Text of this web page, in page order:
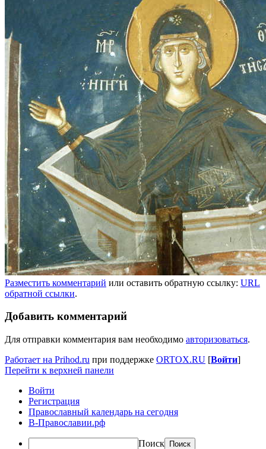
Разместить комментарий или оставить обратную ссылку: URL
обратной ссылки.
Добавить комментарий
Для отправки комментария вам необходимо авторизоваться.
Работает на Prihod.ru при поддержке ORTOX.RU [Войти]
Перейти к верхней панели
Войти
Регистрация
Православный календарь на сегодня
В-Православии.рф
Поиск